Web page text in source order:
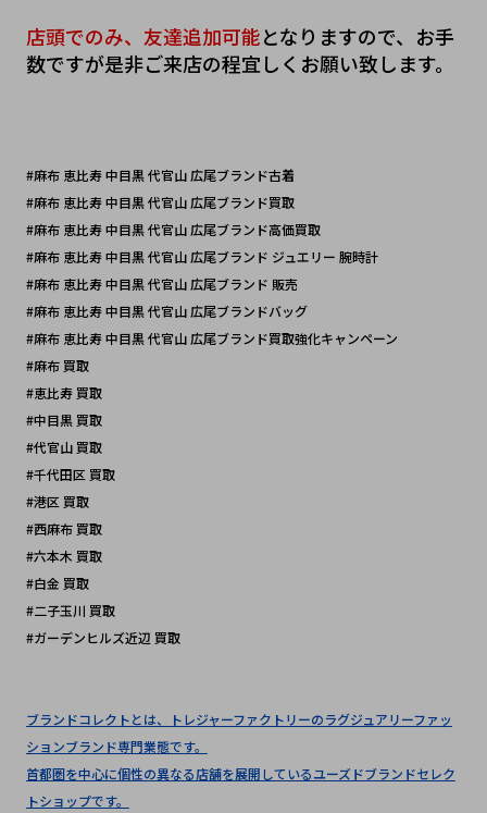
店頭でのみ、友達追加可能となりますので、お手
数ですが是非ご来店の程宜しくお願い致します。
#麻布 恵比寿 中目黒 代官山 広尾ブランド古着
#麻布 恵比寿 中目黒 代官山 広尾ブランド買取
#麻布 恵比寿 中目黒 代官山 広尾ブランド高価買取
#麻布 恵比寿 中目黒 代官山 広尾ブランド ジュエリー 腕時計
#麻布 恵比寿 中目黒 代官山 広尾ブランド 販売
#麻布 恵比寿 中目黒 代官山 広尾ブランドバッグ
#麻布 恵比寿 中目黒 代官山 広尾ブランド買取強化キャンペーン
#麻布 買取
#恵比寿 買取
#中目黒 買取
#代官山 買取
#千代田区 買取
#港区 買取
#西麻布 買取
#六本木 買取
#白金 買取
#二子玉川 買取
#ガーデンヒルズ近辺 買取
ブランドコレクトとは、トレジャーファクトリーのラグジュアリーファッ
ションブランド専門業態です。
首都圏を中心に個性の異なる店舗を展開しているユーズドブランドセレク
トショップです。